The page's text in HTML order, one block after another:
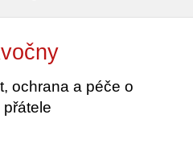
ochrana a péče o